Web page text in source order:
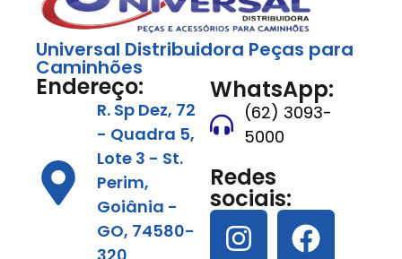
Universal Distribuidora Peças para
Caminhões
Endereço:
R. Sp Dez, 72
- Quadra 5,
Lote 3 - St.
Perim,
Goiânia -
GO, 74580-
WhatsApp:
(62) 3093-
5000
Redes
sociais: